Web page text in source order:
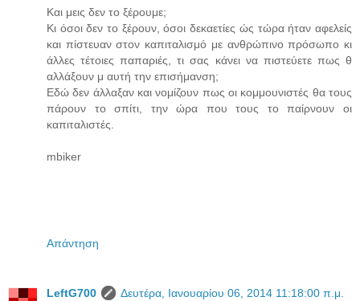
Και μεις δεν το ξέρουμε;
Κι όσοι δεν το ξέρουν, όσοι δεκαετίες ώς τώρα ήταν αφελείς
και πίστευαν στον καπιταλισμό με ανθρώπινο πρόσωπο κι
άλλες τέτοιες παπαριές, τι σας κάνει να πιστεύετε πως θ
αλλάξουν μ αυτή την επισήμανση;
Εδώ δεν άλλαξαν και νομίζουν πως οι κομμουνιστές θα τους
πάρουν το σπίτι, την ώρα που τους το παίρνουν οι
καπιταλιστές.
mbiker
Απάντηση
LeftG700
Δευτέρα, Ιανουαρίου 06, 2014 11:18:00 π.μ.